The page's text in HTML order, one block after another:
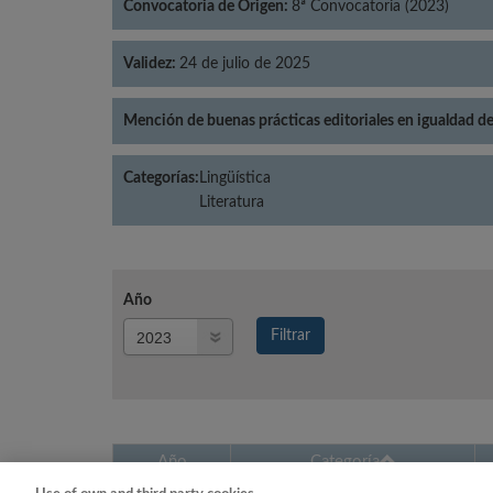
Convocatoria de Origen: 8ª Convocatoria (2023)
Validez: 24 de julio de 2025
Mención de buenas prácticas editoriales en igualdad
Categorías: Lingüística
Literatura
Año
Filtrar
Año Categoría